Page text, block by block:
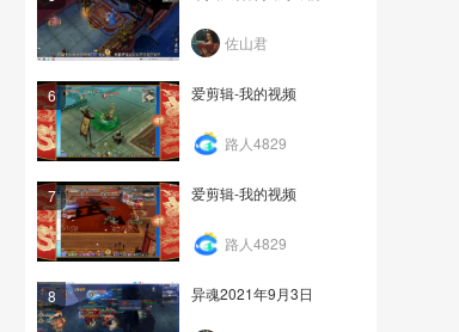
佐山君
6 爱剪辑-我的视频
路人4829
7 爱剪辑-我的视频
路人4829
8 异魂2021年9月3日